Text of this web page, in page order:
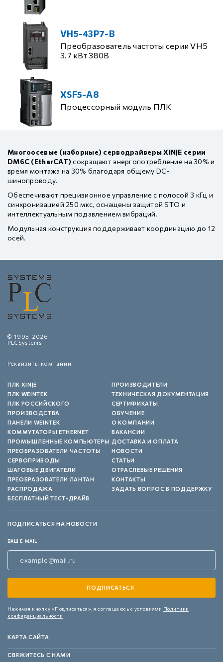
VH5-43P7-B
Преобразователь частоты серии VH5
3.7 кВт 380В
XSF5-A8
Процессорный модуль ПЛК
Многоосевые (наборные) серводрайверы XINJE серии
DM6C (EtherCAT) сокращают энергопотребление на 30% и
время монтажа на 30% благодаря общему DC-
шинопроводу.
Обеспечивают прецизионное управление с полосой 3 кГц и
синхронизацией 250 мкс, оснащены защитой STO и
интеллектуальным подавлением вибраций.
Модульная конструкция поддерживает координацию до 12
осей.
© 1995-2026
PLCSystems
Реквизиты компании
ПЛК XINJE
ПЛК WEINTEK
ПЛК РОССИЙСКОГО
ПРОИЗВОДСТВА
ПАНЕЛИ WEINTEK
КОММУТАТОРЫ ETHERNET
ПРОМЫШЛЕННЫЕ КОМПЬЮТЕРЫ
ПРЕОБРАЗОВАТЕЛИ ЧАСТОТЫ
СЕРВОПРИВОДЫ
ШАГОВЫЕ ДВИГАТЕЛИ
ПРЕОБРАЗОВАТЕЛИ ЛАНТАН
РАСПРОДАЖА
БЕСПЛАТНЫЙ ТЕСТ-ДРАЙВ
ПРОИЗВОДИТЕЛИ
ТЕХНИЧЕСКАЯ ДОКУМЕНТАЦИЯ
СЕРТИФИКАТЫ
ОБУЧЕНИЕ
О КОМПАНИИ
ВАКАНСИИ
ДОСТАВКА И ОПЛАТА
НОВОСТИ
СТАТЬИ
ОТРАСЛЕВЫЕ РЕШЕНИЯ
КОНТАКТЫ
ЗАДАТЬ ВОПРОС В ПОДДЕРЖКУ
ПОДПИСАТЬСЯ НА НОВОСТИ
ВАШ E-MAIL
Нажимая кнопку «Подписаться», я соглашаюсь с условиями Политики
конфиденциальности
КАРТА САЙТА
СВЯЖИТЕСЬ С НАМИ